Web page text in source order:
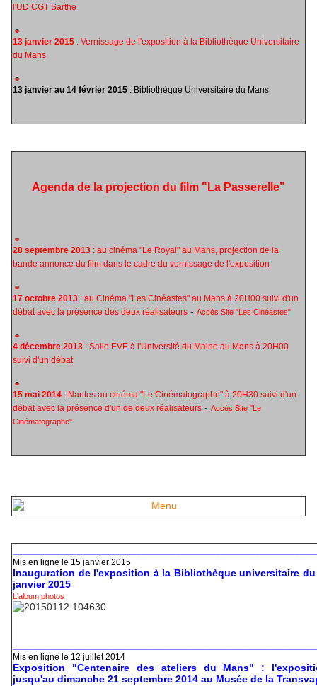
l'UD CGT Sarthe
13 janvier 2015 : Vernissage de l'exposition à la Bibliothèque Universitaire
du Mans
13 janvier au 14 février 2015 : Bibliothèque Universitaire du Mans
Agenda de la projection du film "La Passerelle"
28 septembre 2013 : au cinéma "Le Royal" au Mans, projection de la
bande annonce du film dans le cadre du vernissage de l'exposition
17 octobre 2013 : au Cinéma "Les Cinéastes" au Mans à 20H00 suivi d'un
débat avec la présence des deux réalisateurs - Accès Site "Les Cinéastes"
4 décembre 2013 : Salle EVE à l'Université du Maine au Mans à 20H00
suivi d'un débat
15 mai 2014 : Nantes au cinéma "Le Cinématographe" à 20H30 suivi d'un
débat avec la présence d'un de deux réalisateurs - Accès Site "Le
Cinématographe"
Mis en ligne le 15 janvier 2015
Inauguration de l'exposition à la Bibliothèque universitaire du
janvier 2015
L'album photos
Mis en ligne le 12 juillet 2014
Exposition "Centenaire des ateliers du Mans" :
jusqu'au dimanche 21 septembre 2014 au Musée de la